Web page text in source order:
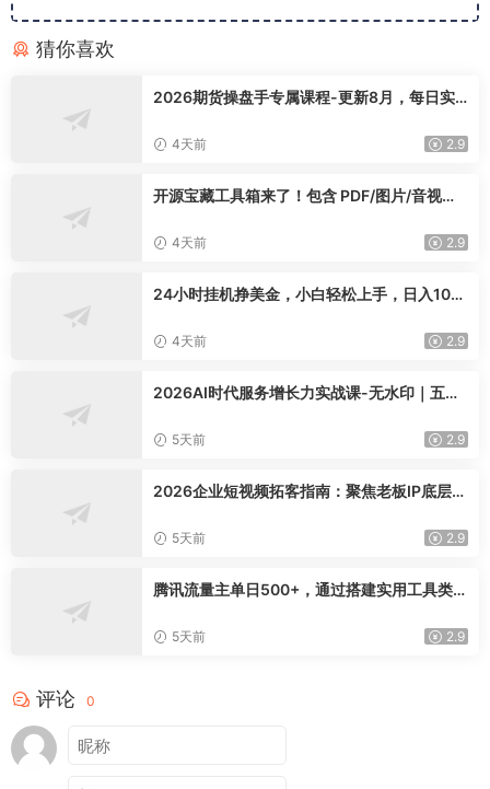
猜你喜欢
2026期货操盘手专属课程-更新8月，每日实
4天前 2.9
开源宝藏工具箱来了！包含 PDF/图片/音视频/
knit-desktop
4天前 2.9
24小时挂机挣美金，小白轻松上手，日入100
4天前 2.9
2026AI时代服务增长力实战课-无水印｜五力
卷实现长效业绩增长
5天前 2.9
2026企业短视频拓客指南：聚焦老板IP底层逻
交完整获客链路
5天前 2.9
腾讯流量主单日500+，通过搭建实用工具类小
5天前 2.9
评论 0